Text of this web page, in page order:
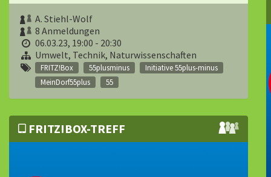
A. Stiehl-Wolf
8 Anmeldungen
06.03.23, 19:00 - 20:30
Umwelt, Technik, Naturwissenschaften
FRITZ!Box 55plusminus
Initiative 55plus-minus
MeinDorf55plus
55
FRITZ!BOX-TREFF